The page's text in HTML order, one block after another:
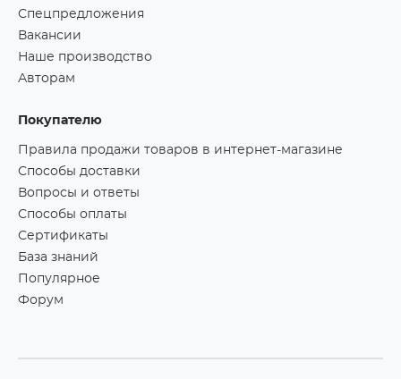
Спецпредложения
Вакансии
Наше производство
Авторам
Покупателю
Правила продажи товаров в интернет-магазине
Способы доставки
Вопросы и ответы
Способы оплаты
Сертификаты
База знаний
Популярное
Форум